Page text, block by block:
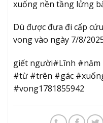
xuống nền tầng lửng
Dù được đưa đi cấp
vong vào ngày 7/8/
giết người#Lĩnh
#từ #trên #gác
#vong1781855942